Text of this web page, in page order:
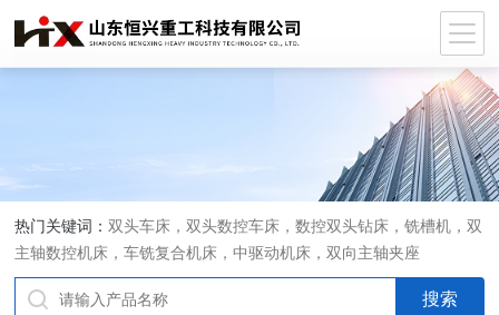
热门关键词：双头车床，双头数控车床，数控双头钻床，铣槽机，双
主轴数控机床，车铣复合机床，中驱动机床，双向主轴夹座